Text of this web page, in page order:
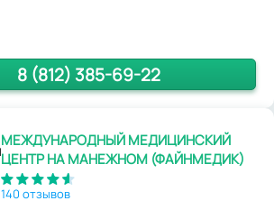
8 (812) 385-69-22
МЕЖДУНАРОДНЫЙ МЕДИЦИНСКИЙ
ЦЕНТР НА МАНЕЖНОМ (ФАЙНМЕДИК)
140 отзывов